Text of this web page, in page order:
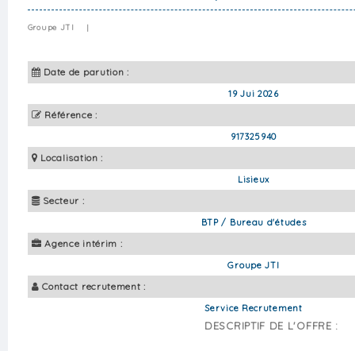
Groupe JTI |
Date de parution :
19 Jui 2026
Référence :
917325940
Localisation :
Lisieux
Secteur :
BTP / Bureau d'études
Agence intérim :
Groupe JTI
Contact recrutement :
Service Recrutement
DESCRIPTIF DE L'OFFRE :